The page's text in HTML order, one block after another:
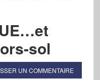
sol
UN COMMENTAIRE